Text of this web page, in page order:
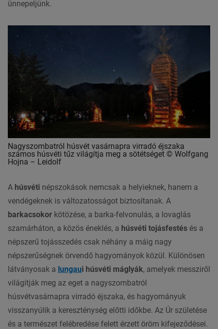
ünnepeljünk.
Nagyszombatról húsvét vasárnapra virradó éjszaka
számos húsvéti tűz világítja meg a sötétséget © Wolfgang
Hojna – Leidolf
A húsvéti népszokások nemcsak a helyieknek, hanem a
vendégeknek is változatosságot biztosítanak. A
barkacsokor kötözése, a barka-felvonulás, a lovaglás
szamárháton, a közös éneklés, a húsvéti tojásfestés és a
népszerű tojásszedés csak néhány a máig nagy
népszerűségnek örvendő hagyományok közül. Különösen
látványosak a lungaui húsvéti máglyák, amelyek messziről
világítják meg az eget a nagyszombatról
húsvétvasárnapra virradó éjszaka, és hagyományuk
visszanyúlik a kereszténység előtti időkbe. Az Úr születése
és a természet felébredése felett érzett öröm kifejeződései.